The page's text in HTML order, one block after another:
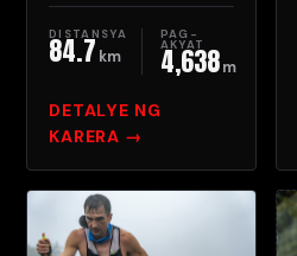
DISTANSYA
84.7 km
PAG-
AKYAT
4,638m
DETALYE NG
KARERA →